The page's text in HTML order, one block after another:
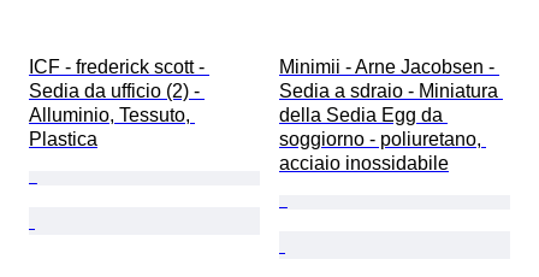
ICF - frederick scott -
Sedia da ufficio (2) -
Alluminio, Tessuto,
Plastica
Minimii - Arne Jacobsen -
Sedia a sdraio - Miniatura
della Sedia Egg da
soggiorno - poliuretano,
acciaio inossidabile